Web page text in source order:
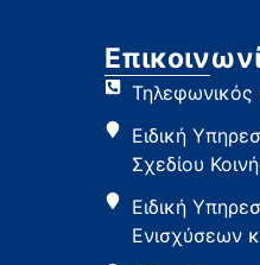
Τηλεφωνικός
Ειδική
Σχεδίου
Ειδική
Ενισχύσεων